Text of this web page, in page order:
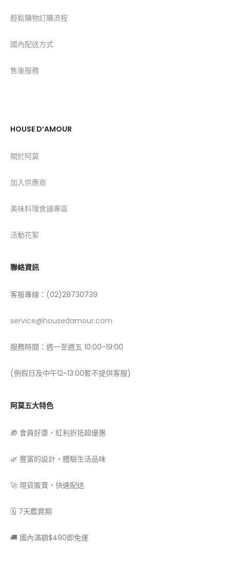
輕鬆購物訂購流程
國內配送方式
售後服務
HOUSE D’AMOUR
關於阿莫
加入供應商
美味料理食譜專區
活動花絮
聯絡資訊
客服專線：(02)28730739
service@housedamour.com
服務時間：週一至週五 10:00-19:00
(例假日及中午12-13:00暫不提供客服)
阿莫五大特色
🎁 會員好康，紅利折抵超優惠
🌿 豐富的設計，體驗生活品味
🚀 現貨販賣，快速配送
🗓 7天鑑賞期
🚚 國內滿額$490即免運